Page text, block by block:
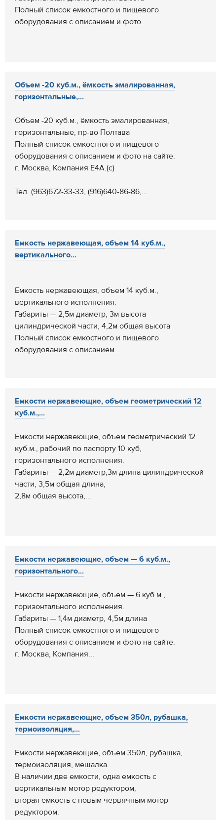
Полный список емкостного и пищевого
оборудования с описанием и фото...
Объем -20 куб.м., ёмкость эмалированная,
горизонтальные,...
Объем -20 куб.м., ёмкость эмалированная,
горизонтальные, пр-во Полтава
Полный список емкостного и пищевого
оборудования с описанием и фото на сайте.
г. Москва, Компания Е4А.(с)
Тел. (963)672-33-33, (916)640-86-86,...
Емкость нержавеющая, объем 14 куб.м.,
вертикального...
Емкость нержавеющая, объем 14 куб.м.,
вертикального исполнения.
Габариты — 2,5м диаметр, 3м высота
цилиндрической части, 4,2м общая высота
Полный список емкостного и пищевого
оборудования с описанием...
Емкости нержавеющие, объем геометрический 12
куб.м.,...
Емкости нержавеющие, объем геометрический 12
куб.м., рабочий по паспорту 10 куб,
горизонтального исполнения.
Габариты — 2,2м диаметр,3м длина цилиндрической
части, 3,5м общая длина,
2,8м общая высота,...
Емкости нержавеющие, объем — 6 куб.м.,
горизонтального...
Емкости нержавеющие, объем — 6 куб.м.,
горизонтального исполнения.
Габариты — 1,4м диаметр, 4,5м длина
Полный список емкостного и пищевого
оборудования с описанием и фото на сайте.
г. Москва, Компания...
Емкости нержавеющие, объем 350л, рубашка,
термоизоляция,...
Емкости нержавеющие, объем 350л, рубашка,
термоизоляция, мешалка.
В наличии две емкости, одна емкость с
вертикальным мотор редуктором,
вторая емкость с новым червячным мотор-
редуктором.